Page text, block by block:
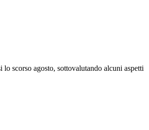
scorso agosto, sottovalutando alcuni aspetti